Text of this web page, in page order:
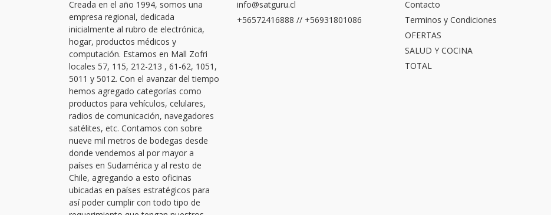
Creada en el año 1994, somos una
empresa regional, dedicada
inicialmente al rubro de electrónica,
hogar, productos médicos y
computación. Estamos en Mall Zofri
locales 57, 115, 212-213 , 61-62, 1051,
5011 y 5012. Con el avanzar del tiempo
hemos agregado categorías como
productos para vehículos, celulares,
radios de comunicación, navegadores
satélites, etc. Contamos con sobre
nueve mil metros de bodegas desde
donde vendemos al por mayor a
países en Sudamérica y al resto de
Chile, agregando a esto oficinas
ubicadas en países estratégicos para
así poder cumplir con todo tipo de
info@satguru.cl
+56572416888 // +56931801086
Contacto
Terminos y Condiciones
OFERTAS
SALUD Y COCINA
TOTAL